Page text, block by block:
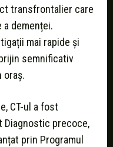
transfrontalier care
demenței.
mai rapide și
semnificativ
oraș.
CT-ul a fost
precoce,
prin Programul